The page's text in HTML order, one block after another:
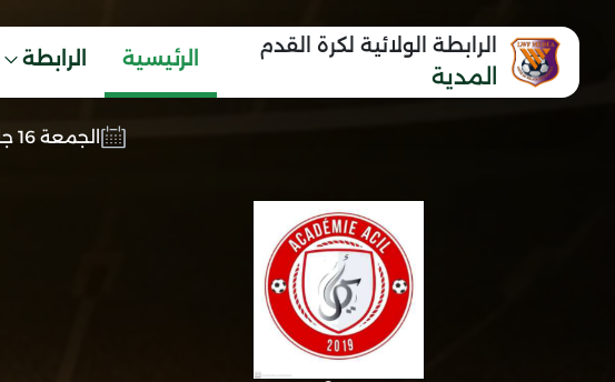
الرابطة الولائية لكرة القدم
المدية
الرئيسية الرابطة
الجمعة 16 جانفي 2026